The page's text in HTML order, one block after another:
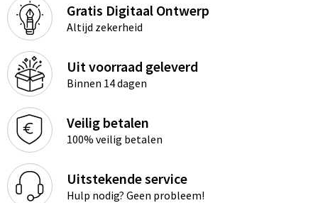
Gratis Digitaal Ontwerp
Altijd zekerheid
Uit voorraad geleverd
Binnen 14 dagen
Veilig betalen
100% veilig betalen
Uitstekende service
Hulp nodig? Geen probleem!